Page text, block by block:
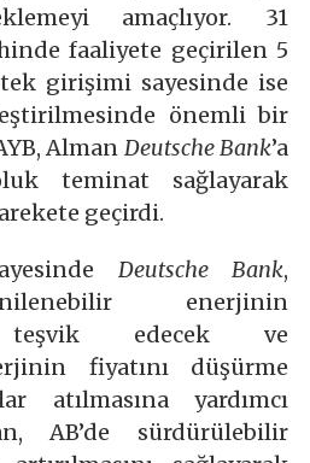
amaçlıyor. 31
faaliyete geçirilen 5
girişimi sayesinde ise
önemli bir
Alman DeutscheBank’a
teminat sağlayarak
geçirdi.
Deutsche Bank,
enerjinin
teşvik edecek ve
fiyatını düşürme
atılmasına yardımcı
AB’de sürdürülebilir